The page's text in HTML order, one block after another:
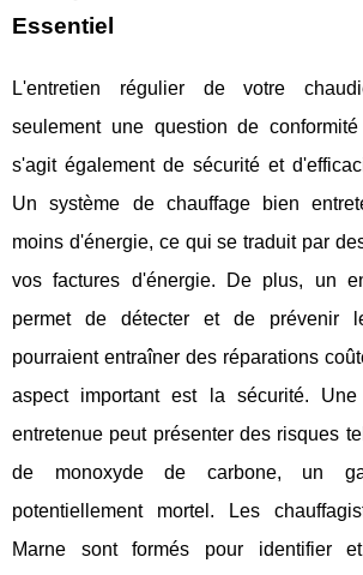
Essentiel
L'entretien régulier de votre
seulement une question de
s'agit également de sécurité et
Un système de chauffage bien
moins d'énergie, ce qui se traduit par
vos factures d'énergie. De plus, un
permet de détecter et de prévenir
pourraient entraîner des réparations
aspect important est la sécurité. Une
entretenue peut présenter des risques
de monoxyde de carbone, un
potentiellement mortel. Les
Marne sont formés pour identifier